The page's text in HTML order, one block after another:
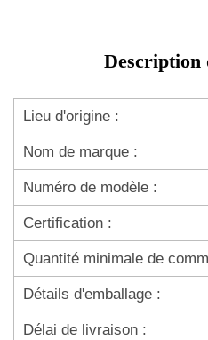
Description
Lieu d'origine :
Nom de marque :
Numéro de modèle :
Certification :
Quantité minimale de
Détails d'emballage :
Délai de livraison :